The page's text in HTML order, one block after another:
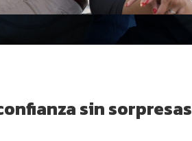
sin sorpresas